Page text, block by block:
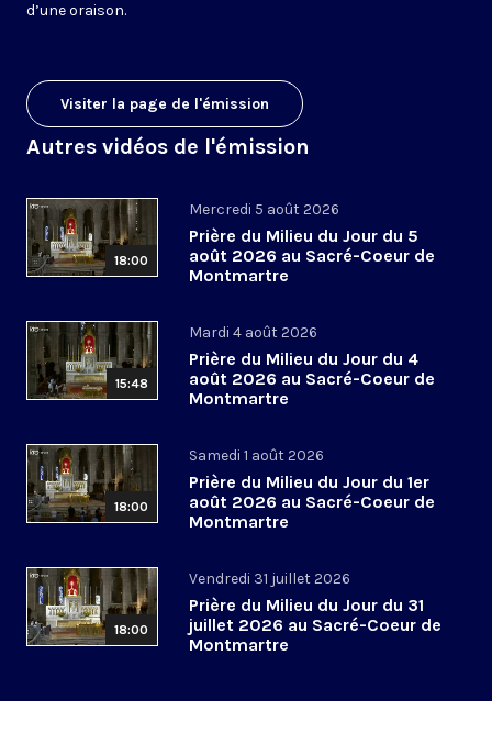
d’une oraison.
Visiter la page de l'émission
Autres vidéos de l'émission
18:00
Mercredi 5 août 2026
Prière du Milieu du Jour du 5
août 2026 au Sacré-Coeur de
Montmartre
15:48
Mardi 4 août 2026
Prière du Milieu du Jour du 4
août 2026 au Sacré-Coeur de
Montmartre
18:00
Samedi 1 août 2026
Prière du Milieu du Jour du 1er
août 2026 au Sacré-Coeur de
Montmartre
18:00
Vendredi 31 juillet 2026
Prière du Milieu du Jour du 31
juillet 2026 au Sacré-Coeur de
Montmartre